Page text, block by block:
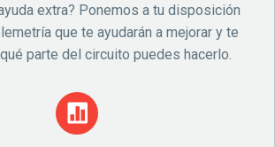
extra? Ponemos a tu disposición
que te ayudarán a mejorar y te
parte del circuito puedes hacerlo.